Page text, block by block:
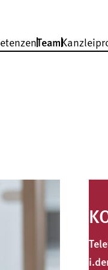
Team